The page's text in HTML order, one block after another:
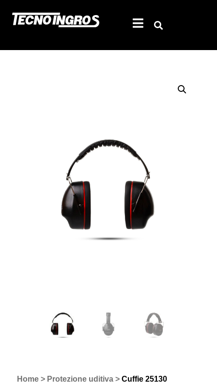
Home > Protezione uditiva > Cuffie 25130